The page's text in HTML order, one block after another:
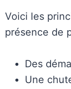
Voici les
présence de
Des
Une